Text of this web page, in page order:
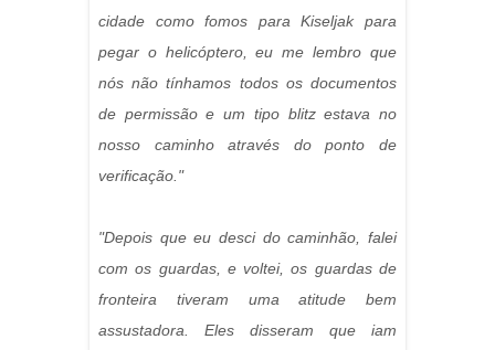
cidade como fomos para Kiseljak para
pegar o helicóptero, eu me lembro que
nós não tínhamos todos os documentos
de permissão e um tipo blitz estava no
nosso caminho através do ponto de
verificação."
"Depois que eu desci do caminhão, falei
com os guardas, e voltei, os guardas de
fronteira tiveram uma atitude bem
assustadora. Eles disseram que iam